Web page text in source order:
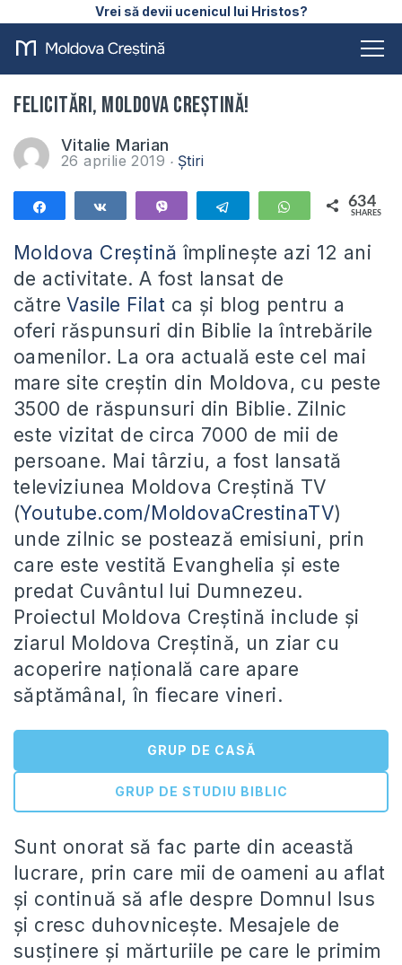
Vrei să devii ucenicul lui Hristos?
Felicitări, Moldova Creștină!
Vitalie Marian
26 aprilie 2019 Știri
Telegram WhatsApp
634
SHARES
Moldova Creștină împlinește azi 12 ani
de activitate. A fost lansat de
cătreVasile Filat ca și blog pentru a
oferi răspunsuri din Biblie la întrebările
oamenilor. La ora actuală este cel mai
mare site creștin din Moldova, cu peste
3500 de răspunsuri din Biblie. Zilnic
este vizitat de circa 7000 de mii de
persoane. Mai târziu, a fost lansată
televiziunea Moldova Creștină TV
(Youtube.com/MoldovaCrestinaTV)
unde zilnic se postează emisiuni, prin
care este vestită Evanghelia și este
predat Cuvântul lui Dumnezeu.
Proiectul Moldova Creștină include și
ziarul Moldova Creștină, un ziar cu
acoperire națională care apare
săptămânal, în fiecare vineri.
GRUP DE CASĂ
GRUP DE STUDIU BIBLIC
Sunt onorat să fac parte din această
lucrare, prin care mii de oameni au aflat
și continuă să afle despre Domnul Isus
și cresc duhovnicește. Mesajele de
susținere și mărturiile pe care le primim